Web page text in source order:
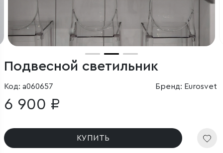
Подвесной светильник
Код: a060657 Бренд: Eurosvet
6 900 ₽
КУПИТЬ